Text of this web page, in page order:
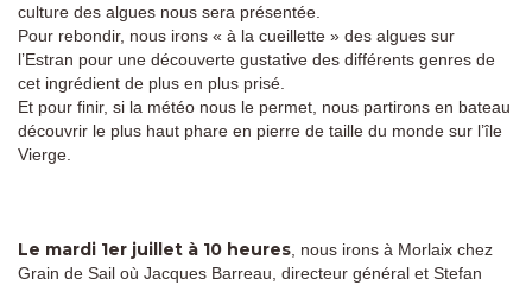
culture des algues nous sera présentée.
Pour rebondir, nous irons « à la cueillette » des algues sur
l’Estran pour une découverte gustative des différents genres de
cet ingrédient de plus en plus prisé.
Et pour finir, si la météo nous le permet, nous partirons en bateau
découvrir le plus haut phare en pierre de taille du monde sur l’île
Vierge.
Le mardi 1er juillet à 10 heures , nous irons à Morlaix chez
Grain de Sail où Jacques Barreau, directeur général et Stefan